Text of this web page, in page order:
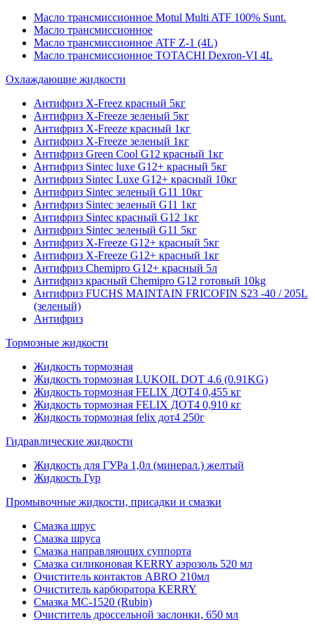
Масло трансмиссионное Motul Multi ATF 100% Sunt.
Масло трансмиссионное
Масло трансмиссионное ATF Z-1 (4L)
Масло трансмиссионное TOTACHI Dexron-VI 4L
Охлаждающие жидкости
Антифриз X-Freez красный 5кг
Антифриз X-Freeze зеленый 5кг
Антифриз X-Freeze красный 1кг
Антифриз X-Freeze зеленый 1кг
Антифриз Green Cool G12 красный 1кг
Антифриз Sintec luxe G12+ красный 5кг
Антифриз Sintec Luxe G12+ красный 10кг
Антифриз Sintec зеленый G11 10кг
Антифриз Sintec зеленый G11 1кг
Антифриз Sintec красный G12 1кг
Антифриз Sintec зеленый G11 5кг
Антифриз X-Freeze G12+ красный 5кг
Антифриз X-Freeze G12+ красный 1кг
Антифриз Chemipro G12+ красный 5л
Антифриз красный Chemipro G12 готовый 10kg
Антифриз FUCHS MAINTAIN FRICOFIN S23 -40 / 205L
(зеленый)
Антифриз
Тормозные жидкости
Жидкость тормозная
Жидкость тормозная LUKOIL DOT 4.6 (0.91KG)
Жидкость тормозная FELIX ДОТ4 0,455 кг
Жидкость тормозная FELIX ДОТ4 0,910 кг
Жидкость тормозная felix дот4 250г
Гидравлические жидкости
Жидкость для ГУРа 1,0л (минерал.) желтый
Жидкость Гур
Промывочные жидкости, присадки и смазки
Смазка шрус
Смазка шруса
Смазка направляющих суппорта
Смазка силиконовая KERRY аэрозоль 520 мл
Очиститель контактов ABRO 210мл
Очиститель карбюратора KERRY
Смазка МС-1520 (Rubin)
Очиститель дроссельной заслонки, 650 мл